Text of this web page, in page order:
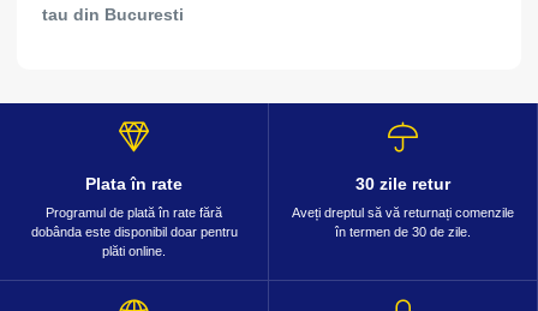
tau din Bucuresti
Plata în rate
Programul de plată în rate fără
dobânda este disponibil doar pentru
plăti online.
30 zile retur
Aveți dreptul să vă returnați comenzile
în termen de 30 de zile.